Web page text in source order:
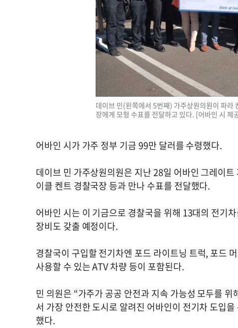
데이브 민(왼쪽에서 5번째) 가주상원의원이 파라
장에게 모형 수표를 전달하고 있다. [어바인 시 제
어바인 시가 가주 정부 기금 99만 달러를 수령했다.
데이브 민 가주상원의원은 지난 28일 어바인 그레이
이클 켄트 경찰국장 등과 만나 수표를 전달했다.
어바인 시는 이 기금으로 경찰국을 위해 13대의 전기
장비도 갖출 예정이다.
경찰국이 구입할 전기차엔 포드 라이트닝 트럭, 포드
사용할 수 있는 ATV 차량 등이 포함된다.
민 의원은 “가주가 공공 안전과 지속 가능성 모두를
서 가장 안전한 도시로 알려진 어바인이 전기차 도입
했다.